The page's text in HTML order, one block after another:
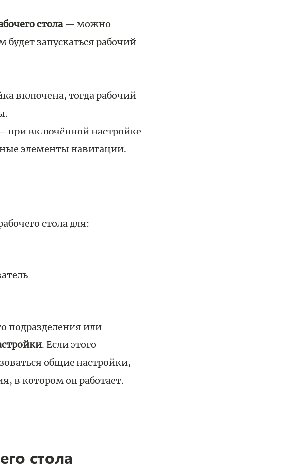
стола— можно
будет запускаться рабочий
включена, тогда рабочий
при включённой настройке
элементы навигации.
стола для:
подразделения или
. Если этого
общие настройки,
в котором он работает.
стола